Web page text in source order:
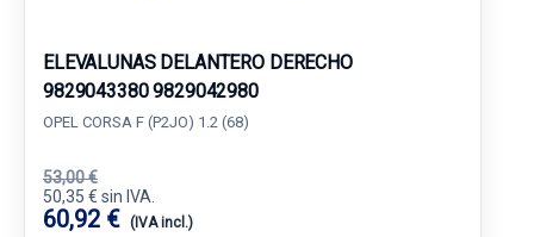
ELEVALUNAS DELANTERO DERECHO
9829043380 9829042980
OPEL CORSA F (P2JO) 1.2 (68)
53,00 €
50,35 € sin IVA.
60,92 € (IVA incl.)